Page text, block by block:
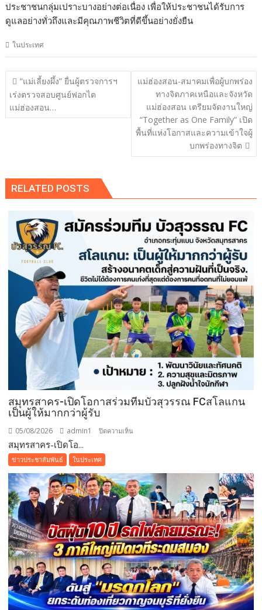
ประชาชนกลุ่มเปราะบางอย่างต่อเนื่อง เพื่อให้ประชาชนได้รับการ
ดูแลอย่างทั่วถึงและมีคุณภาพชีวิตที่ดีขึ้นอย่างยั่งยืน
ในประเทศ
แนะแนว
เรื่อง
“แม่เลี้ยงผึ้ง” ยื่นผู้ตรวจการฯ
เร่งตรวจสอบศูนย์ฟอกไต
แม่ฮ่องสอน…
แม่ฮ่องสอน-สมาคมเพื่อผู้บกพร่อง
ทางจิตภาคเหนือและจังหวัด
แม่ฮ่องสอน เตรียมจัดงานใหญ่
“Together as One Family” เปิด
พื้นที่แห่งโอกาสและความเข้าใจผู้
บกพร่องทางจิต
RELATED POSTS
สมุทรสาคร-เปิดโอกาสร่วมทีมบัวสุวรรณ FCสโลแกน
เป็นผู้ให้มากกว่าผู้รับ
05/08/2026 admin1 ปิดความเห็น
ร่วม
ทีม
บัว
สุวรรณ
FCสโลแกน
เป็น
ผู้
ให้
มากกว่า
ผู้รับ
สมุทรสาคร-เปิดโอ...
ข่าวประชาสัมพันธ์ ในประเทศ